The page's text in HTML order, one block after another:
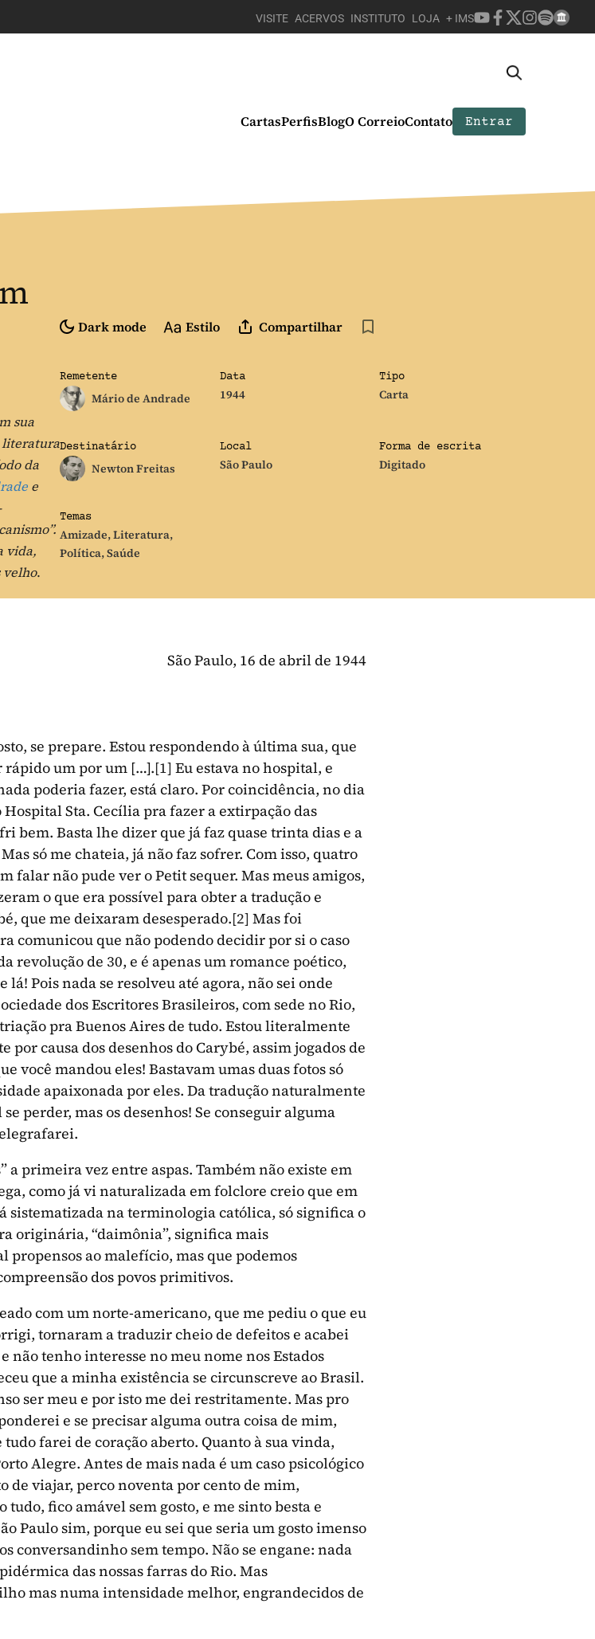
VISITE ACERVOS INSTITUTO LOJA + IMS
CartasPerfisBlogO CorreioContato Entrar
sua
da
e
vida,
velho.
Remetente
Mário de Andrade
Data
1944
Tipo
Carta
Destinatário
Newton Freitas
Local
São Paulo
Forma de escrita
Digitado
Temas
Amizade,Literatura,
Política,Saúde
Dark mode Estilo Compartilhar
São Paulo, 16 de abril de 1944
se prepare. Estou respondendo à última sua, que
rápido um por um […].[1] Eu estava no hospital, e
poderia fazer, está claro. Por coincidência, no dia
Sta. Cecília pra fazer a extirpação das
bem. Basta lhe dizer que já faz quase trinta dias e a
só me chateia, já não faz sofrer. Com isso, quatro
falar não pude ver o Petit sequer. Mas meus amigos,
o que era possível para obter a tradução e
que me deixaram desesperado.[2] Mas foi
comunicou que não podendo decidir por si o caso
revolução de 30, e é apenas um romance poético,
Pois nada se resolveu até agora, não sei onde
dos Escritores Brasileiros, com sede no Rio,
pra Buenos Aires de tudo. Estou literalmente
causa dos desenhos do Carybé, assim jogados de
você mandou eles! Bastavam umas duas fotos só
apaixonada por eles. Da tradução naturalmente
perder, mas os desenhos! Se conseguir alguma
a primeira vez entre aspas. Também não existe em
como já vi naturalizada em folclore creio que em
sistematizada na terminologia católica, só significa o
originária, “daimônia”, significa mais
propensos ao malefício, mas que podemos
dos povos primitivos.
com um norte-americano, que me pediu o que eu
tornaram a traduzir cheio de defeitos e acabei
não tenho interesse no meu nome nos Estados
que a minha existência se circunscreve ao Brasil.
ser meu e por isto me dei restritamente. Mas pro
e se precisar alguma outra coisa de mim,
farei de coração aberto. Quanto à sua vinda,
Alegre. Antes de mais nada é um caso psicológico
de viajar, perco noventa por cento de mim,
fico amável sem gosto, e me sinto besta e
Paulo sim, porque eu sei que seria um gosto imenso
conversandinho sem tempo. Não se engane: nada
das nossas farras do Rio. Mas
mas numa intensidade melhor, engrandecidos de